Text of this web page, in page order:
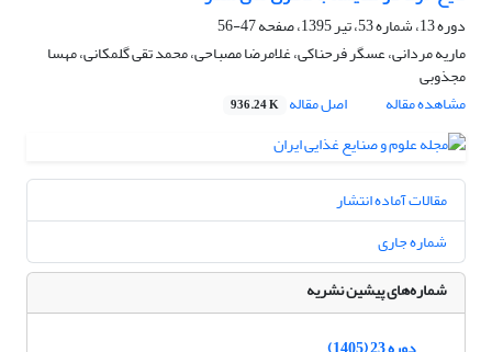
دوره 13، شماره 53، تیر 1395، صفحه
47-56
ماریه مردانی، عسگر فرحناکی، غلامرضا مصباحی، محمد تقی گلمکانی، مهسا
مجذوبی
مشاهده مقاله
اصل مقاله 936.24 K
مقالات آماده انتشار
شماره جاری
شماره‌های پیشین نشریه